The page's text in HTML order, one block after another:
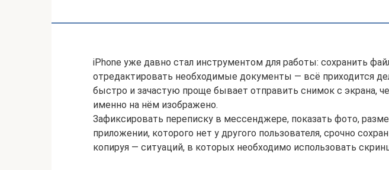
iPhone уже давно стал инструментом для работы: сохранить
отредактировать необходимые документы ― всё приходится
быстро и зачастую проще бывает отправить снимок с экрана,
именно на нём изображено.
Зафиксировать переписку в мессенджере, показать фото,
приложении, которого нет у другого пользователя, срочно
копируя ― ситуаций, в которых необходимо использовать